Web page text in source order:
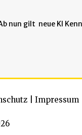
nun gilt neue KI
Impressum